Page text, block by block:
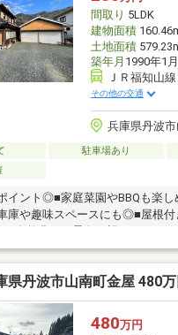
アーキホームライフ不動産』に
間取り 5LDK
建物面積
土地面積
築年月 1990年1
ＪＲ福知山
その他の交通
兵庫県丹波
駐車場あり
イント◎■家庭菜園やBBQも楽し
庫や趣味スペースにも◎■屋根付
小学校：徒歩約35分■山南中
動産◆当日の内覧・ご見学もご
も各種ご相談を承っております
ォーム』『新築』などのご相談
におまかせ下さい！
県丹波市山南町金屋 480
480万円